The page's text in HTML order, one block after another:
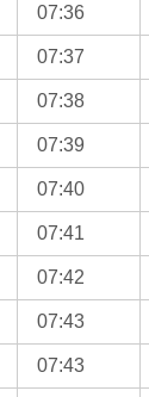
07:36
07:37
07:38
07:39
07:40
07:41
07:42
07:43
07:43